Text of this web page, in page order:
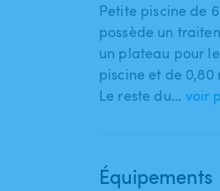
Petite piscine de
possède un
un plateau pour
piscine et de
Le reste du… voir
Équipements